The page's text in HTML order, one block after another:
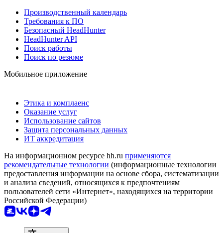
Производственный календарь
Требования к ПО
Безопасный HeadHunter
HeadHunter API
Поиск работы
Поиск по резюме
Мобильное приложение
Этика и комплаенс
Оказание услуг
Использование сайтов
Защита персональных данных
ИТ аккредитация
На информационном ресурсе hh.ru применяются
рекомендательные технологии (информационные технологии
предоставления информации на основе сбора, систематизации
и анализа сведений, относящихся к предпочтениям
пользователей сети «Интернет», находящихся на территории
Российской Федерации)